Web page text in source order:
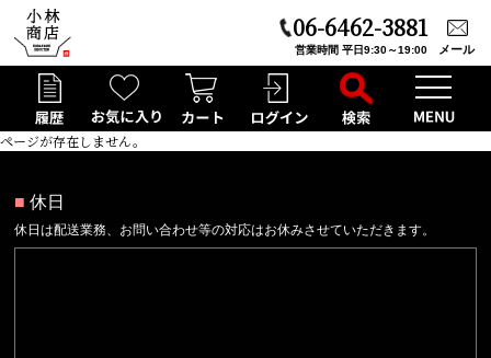
メール
06-6462-3881
営業時間 平日9:30～19:00
ページが存在しません。
■ 休日
休日は配送業務、お問い合わせ等の対応はお休みさせていただきます。